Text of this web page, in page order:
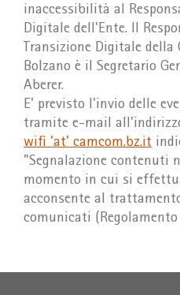
inaccessibilità al
Digitale dell'Ente. Il
Transizione Digitale della
Bolzano è il Segretario
Aberer.
E' previsto l'invio delle
tramite e-mail
wifi 'at' camcom.bz.it
"Segnalazione contenuti
momento in cui si
acconsente al
comunicati